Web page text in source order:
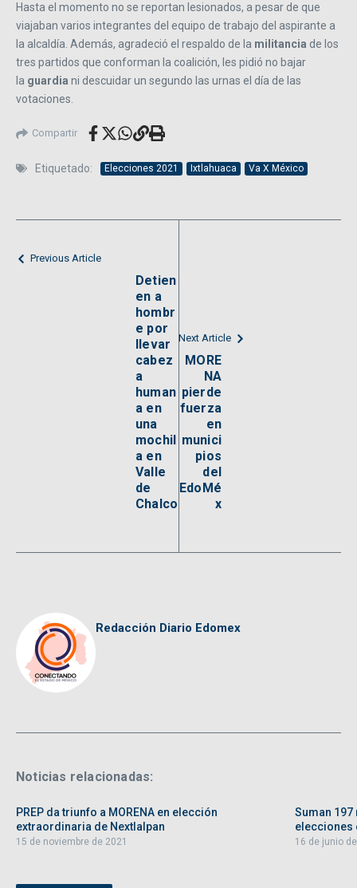
Hasta el momento no se reportan lesionados, a pesar de que
viajaban varios integrantes del equipo de trabajo del aspirante a
la alcaldía. Además, agradeció el respaldo de la militancia de los
tres partidos que conforman la coalición, les pidió no bajar
la guardia ni descuidar un segundo las urnas el día de las
votaciones.
Compartir
Etiquetado: Elecciones 2021 Ixtlahuaca Va X México
Previous Article
Detien
en a
hombr
e por
llevar
cabez
a
human
a en
una
mochil
a en
Valle
de
Chalco
Next Article
MORE
NA
pierde
fuerza
en
munici
pios
del
EdoMé
x
Redacción Diario Edomex
Noticias relacionadas:
PREP da triunfo a MORENA en elección
extraordinaria de Nextlalpan
15 de noviembre de 2021
Suman
elecciones
16 de junio